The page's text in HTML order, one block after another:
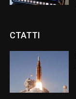
СТАТТІ